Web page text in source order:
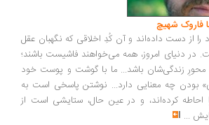
شهیچ‭
داده‌اند و آن کُدِ اخلاقی که نگهبان عقل
امروز، همه می‌خواهند فاشیست باشند؛
باشد... ما با گوشت و پوست خود
معنایی دارد... نوشتن پاسخی است به
کرده‌اند، و در عین حال، ستایشی است از